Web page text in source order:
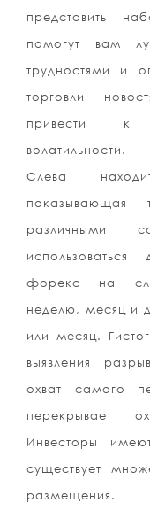
представить
помогут вам
трудностями и
торговли
привести к
волатильности.
Слева
различными
форекс на
неделю, месяц и
или месяц.
выявления
охват самого
перекрывает
Инвесторы
существует
размещения.